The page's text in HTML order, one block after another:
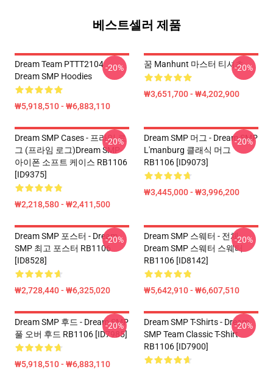
베스트셀러 제품
Dream Team PTTT2104
Dream SMP Hoodies
₩5,918,510 - ₩6,883,110
-20% 꿈 Manhunt 마스터 티셔츠
₩3,651,700 - ₩4,202,900
-20%
Dream SMP Cases - 프라임 로
그 (프라임 로그)Dream SMP·
아이폰 소프트 케이스 RB1106
[ID9375]
₩2,218,580 - ₩2,411,500
-20%
Dream SMP 머그 - Dream SMP
L'manburg 클래식 머그
RB1106 [ID9073]
₩3,445,000 - ₩3,996,200
-20%
Dream SMP 포스터 - Dream
SMP 최고 포스터 RB1106
[ID8528]
₩2,728,440 - ₩6,325,020
-20%
Dream SMP 스웨터 - 전체
Dream SMP 스웨터 스웨터
RB1106 [ID8142]
₩5,642,910 - ₩6,607,510
-20%
Dream SMP 후드 - Dream SMP
풀 오버 후드 RB1106 [ID7985]
₩5,918,510 - ₩6,883,110
-20%
Dream SMP T-Shirts - Dream
SMP Team Classic T-Shirt
RB1106 [ID7900]
-20%